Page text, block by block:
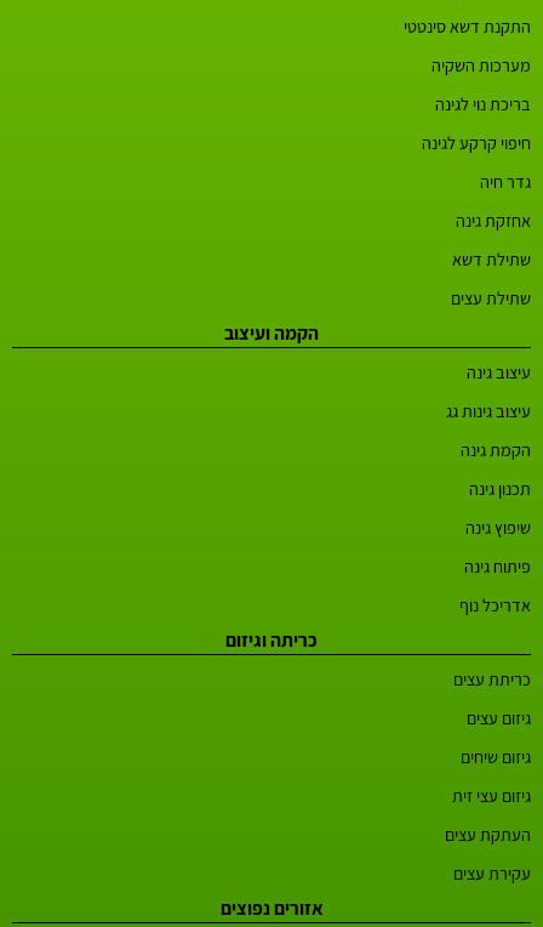
התקנת דשא סינטטי
מערכות השקיה
בריכת נוי לגינה
חיפוי קרקע לגינה
גדר חיה
אחזקת גינה
שתילת דשא
שתילת עצים
הקמה ועיצוב
עיצוב גינה
עיצוב גינות גג
הקמת גינה
תכנון גינה
שיפוץ גינה
פיתוח גינה
אדריכל נוף
כריתה וגיזום
כריתת עצים
גיזום עצים
גיזום שיחים
גיזום עצי זית
העתקת עצים
עקירת עצים
אזורים נפוצים